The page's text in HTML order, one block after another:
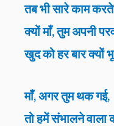
तब भी सारे काम करते
क्यों माँ, तुम अपनी
खुद को हर बार क्यों
माँ, अगर तुम थक गई,
तो हमें संभालने वाला